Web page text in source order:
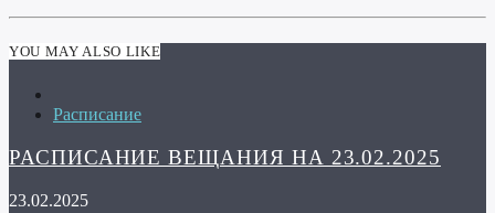
YOU MAY ALSO LIKE
Расписание
РАСПИСАНИЕ ВЕЩАНИЯ НА 23.02.2025
23.02.2025